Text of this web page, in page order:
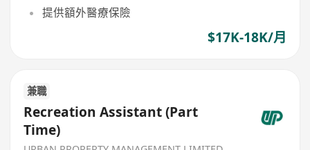
提供額外醫療保險
$17K-18K/月
兼職
Recreation Assistant (Part
Time)